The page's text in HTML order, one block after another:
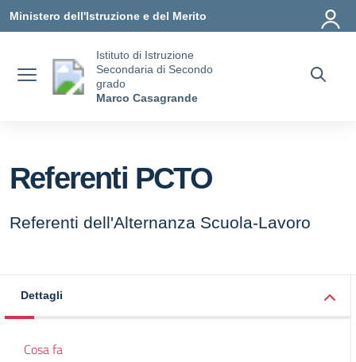
Vai ai contenuti
Vai al menu di navigazione
Vai al footer
Ministero dell'Istruzione e del Merito
Istituto di Istruzione
Secondaria di Secondo
grado
Marco Casagrande
Referenti PCTO
Referenti dell'Alternanza Scuola-Lavoro
Dettagli
Cosa fa